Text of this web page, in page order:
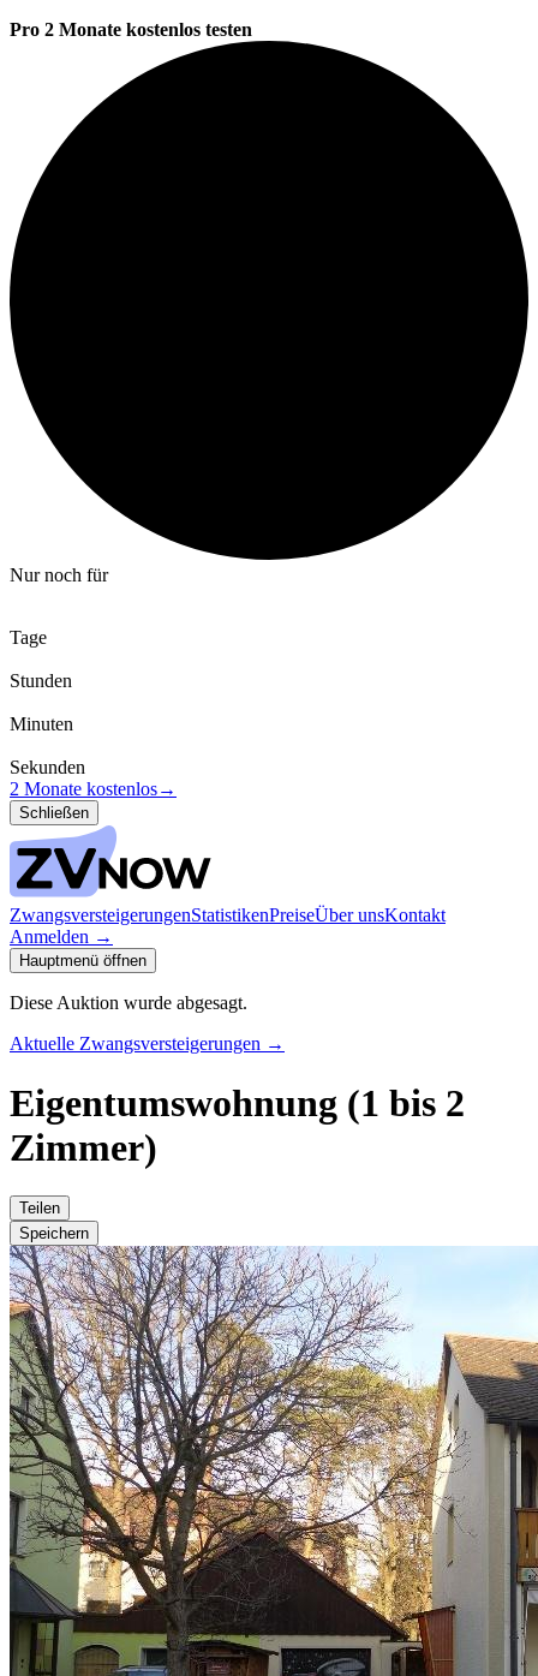
Pro 2 Monate kostenlos testen
Nur noch für
Tage
Stunden
Minuten
Sekunden
2 Monate kostenlos→
Schließen
ZwangsversteigerungenStatistikenPreiseÜber unsKontakt
Anmelden →
Hauptmenü öffnen
Diese Auktion wurde abgesagt.
Aktuelle Zwangsversteigerungen →
Eigentumswohnung (1 bis 2
Zimmer)
Teilen
Speichern